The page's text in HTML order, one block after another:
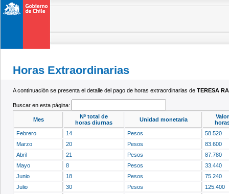
Horas Extraordinarias
A continuación se presenta el detalle del pago de horas extraordinarias de TERESA
Buscar en esta página:
Mes
Nº total de
horas diurnas
Unidad monetaria
Febrero
14 Pesos
58.520
Marzo
20 Pesos
83.600
Abril
21 Pesos
87.780
Mayo
8 Pesos
33.440
Junio
18 Pesos
75.240
Julio
30 Pesos
125.400